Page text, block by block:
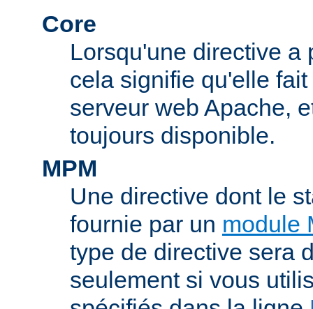
Core
Lorsqu'une directive a
cela signifie qu'elle
serveur web Apache,
toujours disponible.
MPM
Une directive dont le
fournie par un module
type de directive sera
seulement si vous